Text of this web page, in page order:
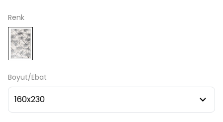
Renk
Boyut/Ebat